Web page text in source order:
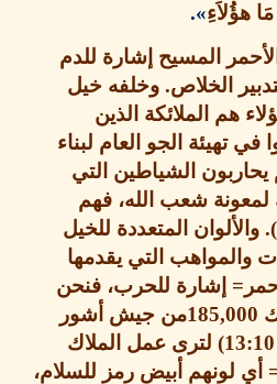
».
إشارة للدم
.وخلفه خيل
الذين
الجو العام لبناء
الشياطين التي
شعب الله، فهم
المتعددة للخيل
التي يقدمها
للحرب، فنحن
من جيش أشور
لترى عمل الملاك
أبيض رمز للسلام،